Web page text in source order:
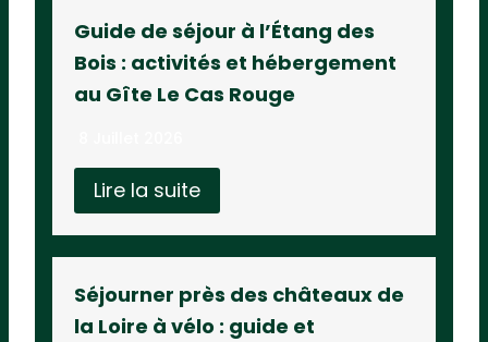
Guide de séjour à l’Étang des
Bois : activités et hébergement
au Gîte Le Cas Rouge
Lire la suite
Séjourner près des châteaux de
la Loire à vélo : guide et